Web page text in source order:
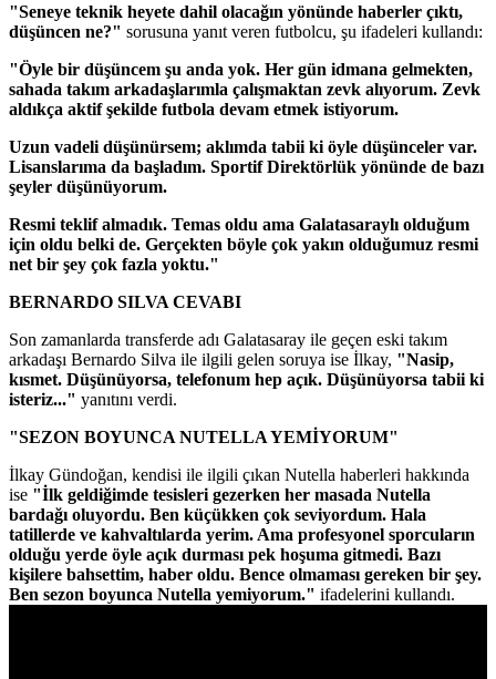
"Seneye teknik heyete dahil olacağın yönünde haberler çıktı,
düşüncen ne?" sorusuna yanıt veren futbolcu, şu ifadeleri kullandı:
"Öyle bir düşüncem şu anda yok. Her gün idmana gelmekten,
sahada takım arkadaşlarımla çalışmaktan zevk alıyorum. Zevk
aldıkça aktif şekilde futbola devam etmek istiyorum.
Uzun vadeli düşünürsem; aklımda tabii ki öyle düşünceler var.
Lisanslarıma da başladım. Sportif Direktörlük yönünde de bazı
şeyler düşünüyorum.
Resmi teklif almadık. Temas oldu ama Galatasaraylı olduğum
için oldu belki de. Gerçekten böyle çok yakın olduğumuz resmi
net bir şey çok fazla yoktu."
BERNARDO SILVA CEVABI
Son zamanlarda transferde adı Galatasaray ile geçen eski takım
arkadaşı Bernardo Silva ile ilgili gelen soruya ise İlkay, "Nasip,
kısmet. Düşünüyorsa, telefonum hep açık. Düşünüyorsa tabii ki
isteriz..." yanıtını verdi.
"SEZON BOYUNCA NUTELLA YEMİYORUM"
İlkay Gündoğan, kendisi ile ilgili çıkan Nutella haberleri hakkında
ise "İlk geldiğimde tesisleri gezerken her masada Nutella
bardağı oluyordu. Ben küçükken çok seviyordum. Hala
tatillerde ve kahvaltılarda yerim. Ama profesyonel sporcuların
olduğu yerde öyle açık durması pek hoşuma gitmedi. Bazı
kişilere bahsettim, haber oldu. Bence olmaması gereken bir şey.
Ben sezon boyunca Nutella yemiyorum." ifadelerini kullandı.